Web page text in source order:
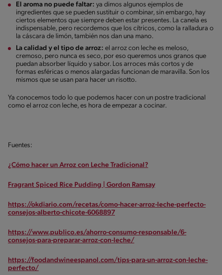
El aroma no puede faltar: ya dimos algunos ejemplos de
ingredientes que se pueden sustituir o combinar, sin embargo, hay
ciertos elementos que siempre deben estar presentes. La canela es
indispensable, pero recordemos que los cítricos, como la ralladura o
la cáscara de limón, también nos dan una mano.
La calidad y el tipo de arroz: el arroz con leche es meloso,
cremoso, pero nunca es seco, por eso queremos unos granos que
puedan absorber líquido y sabor. Los arroces más cortos y de
formas esféricas o menos alargadas funcionan de maravilla. Son los
mismos que se usan para hacer un risotto.
Ya conocemos todo lo que podemos hacer con un postre tradicional
como el arroz con leche, es hora de empezar a cocinar.
Fuentes:
¿Cómo hacer un Arroz con Leche Tradicional?
Fragrant Spiced Rice Pudding | Gordon Ramsay
https://okdiario.com/recetas/como-hacer-arroz-leche-perfecto-
consejos-alberto-chicote-6068897
https://www.publico.es/ahorro-consumo-responsable/6-
consejos-para-preparar-arroz-con-leche/
https://foodandwineespanol.com/tips-para-un-arroz-con-leche-
perfecto/